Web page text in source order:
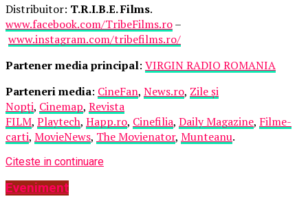
Distribuitor: T.R.I.B.E. Films.
www.facebook.com/TribeFilms.ro–
www.instagram.com/tribefilms.ro/
Partener media principal: VIRGIN RADIO ROMANIA
Parteneri media: CineFan, News.ro, Zile și
Nopți, Cinemap, Revista
FILM, Playtech, Happ.ro, Cinefilia, Daily Magazine, Filme-
carti, MovieNews, The Movienator, Munteanu.
Citeste in continuare
Eveniment